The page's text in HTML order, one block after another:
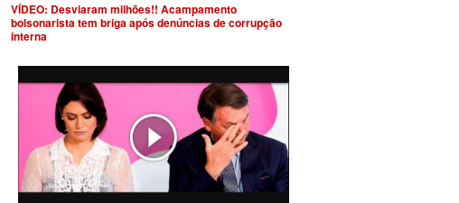
VÍDEO: Desviaram milhões!! Acampamento
bolsonarista tem briga após denúncias de corrupção
interna